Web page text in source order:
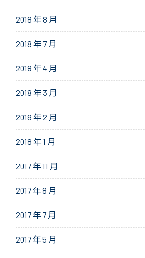
2018 年 8 月
2018 年 7 月
2018 年 4 月
2018 年 3 月
2018 年 2 月
2018 年 1 月
2017 年 11 月
2017 年 8 月
2017 年 7 月
2017 年 5 月